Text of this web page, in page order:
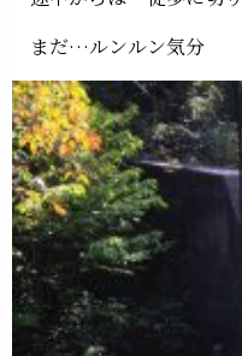
まだ…ルンルン気分